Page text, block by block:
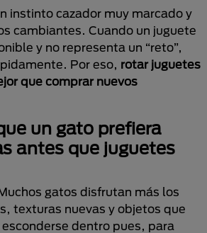
instinto cazador muy marcado y
cambiantes. Cuando un juguete
y no representa un “reto”,
Por eso, rotar juguetes
que comprar nuevos
un gato prefiera
antes que juguetes
gatos disfrutan más los
texturas nuevas y objetos que
dentro pues, para